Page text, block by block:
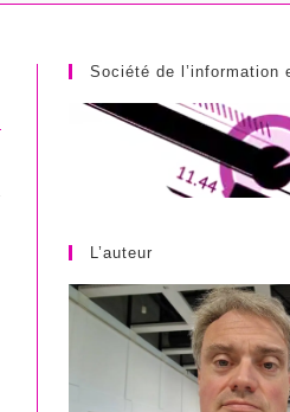
SEARCH
Société de l’information
L’auteur